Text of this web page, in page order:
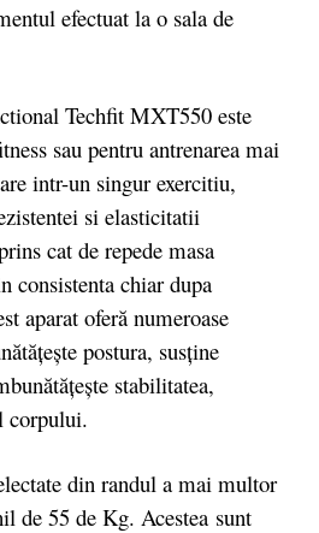
efectuat la o sala de
Techfit MXT550 este
sau pentru antrenarea mai
intr-un singur exercitiu,
si elasticitatii
cat de repede masa
consistenta chiar dupa
aparat oferă numeroase
postura, susţine
stabilitatea,
corpului.
din randul a mai multor
de 55 de Kg. Acestea sunt